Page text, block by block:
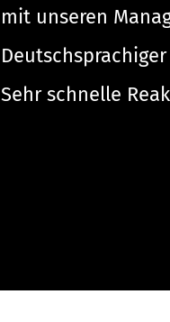
mit unseren
Sehr schnelle